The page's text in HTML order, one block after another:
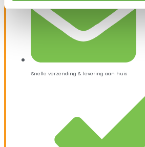
Snelle verzending & levering aan huis